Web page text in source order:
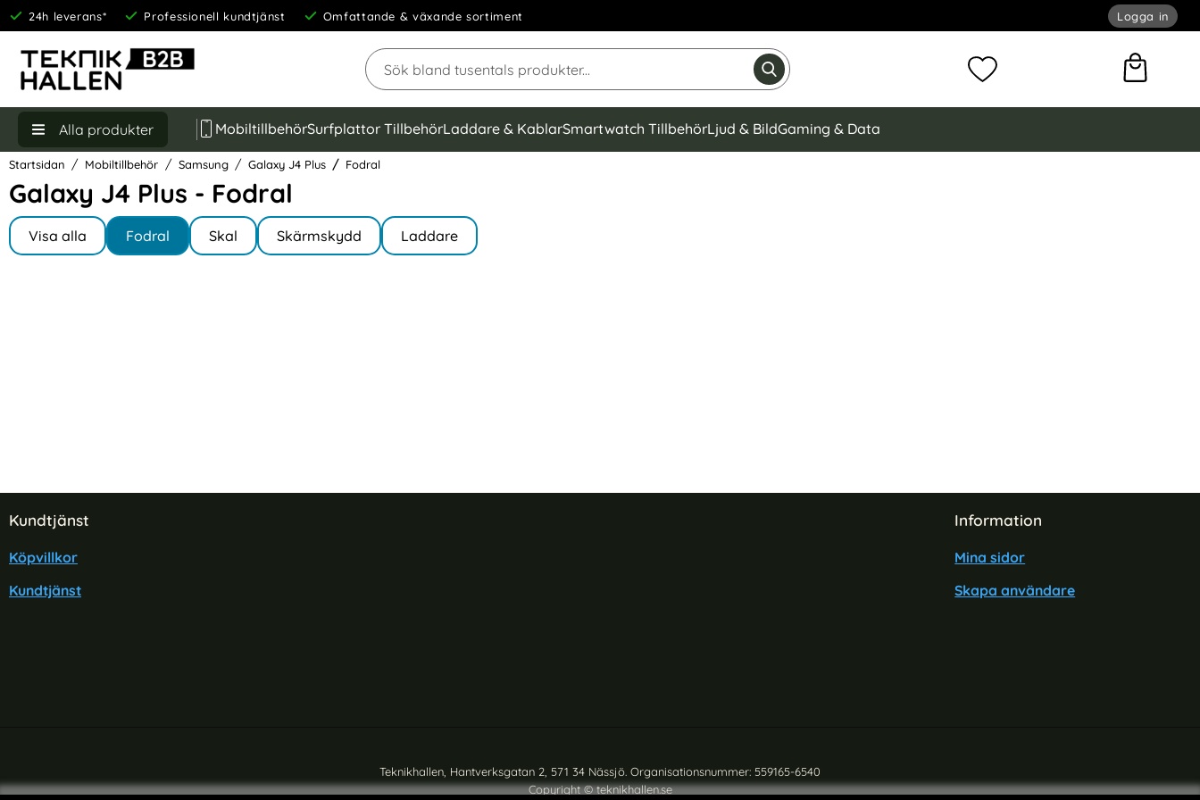
24h leverans* Professionell kundtjänst Omfattande & växande sortiment Logga in
Sök
Sök på Narse Group AB Genomför sökning Mina favoriter
Alla produkter MobiltillbehörSurfplattor TillbehörLaddare & KablarSmartwatch TillbehörLjud & BildGaming & Data
Startsidan Mobiltillbehör Samsung Galaxy J4 Plus Fodral
Galaxy J4 Plus - Fodral
Hoppa
produkter
Underkategorier
Visa alla
I Galaxy J4 PlusFodral Skal Skärmskydd Laddare
Sidfot Blandad info och länkar
Kundtjänst
Köpvillkor
Kundtjänst
Information
Mina sidor
Skapa användare
Teknikhallen, Hantverksgatan 2, 571 34 Nässjö. Organisationsnummer: 559165-6540
Copyright © teknikhallen.se